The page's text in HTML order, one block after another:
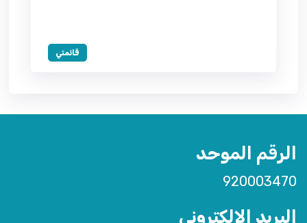
قائمتي
الرقم الموحد
920003470
البريد الإلكتروني